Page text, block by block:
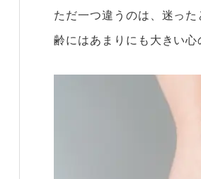
ただ一つ違うのは、迷っ
齢にはあまりにも大きい心